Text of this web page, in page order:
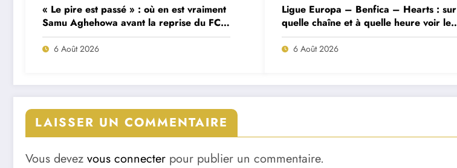
« Le pire est passé » : où en est vraiment
Samu Aghehowa avant la reprise du FC
Porto ?
6 Août 2026
Ligue Europa – Benfica – Hearts : sur
quelle chaîne et à quelle heure voir le
match ?
6 Août 2026
LAISSER UN COMMENTAIRE
Vous devez vous connecter pour publier un commentaire.